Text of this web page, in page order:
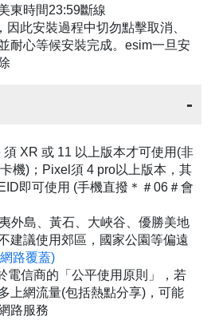
東時間23:59斷線
此安裝過程中切勿點擊取消、
耐心等候安裝完成。esim一旦安
XR 或 11 以上版本才可使用(非
機)；Pixel須 4 pro以上版本，其
即可使用 (手機直撥＊＃06＃會
外島、黃石、大峽谷、優勝美地
建議使用郊區，國家公園等偏遠
路覆蓋)
電信商的「公平使用原則」，若
上網流量(包括熱點分享)，可能
路服務